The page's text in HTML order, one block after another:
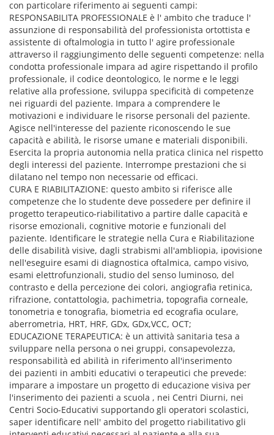
con particolare riferimento ai seguenti campi:
RESPONSABILITA PROFESSIONALE è l' ambito che traduce l'
assunzione di responsabilità del professionista ortottista e
assistente di oftalmologia in tutto l' agire professionale
attraverso il raggiungimento delle seguenti competenze: nella
condotta professionale impara ad agire rispettando il profilo
professionale, il codice deontologico, le norme e le leggi
relative alla professione, sviluppa specificità di competenze
nei riguardi del paziente. Impara a comprendere le
motivazioni e individuare le risorse personali del paziente.
Agisce nell'interesse del paziente riconoscendo le sue
capacità e abilità, le risorse umane e materiali disponibili.
Esercita la propria autonomia nella pratica clinica nel rispetto
degli interessi del paziente. Interrompe prestazioni che si
dilatano nel tempo non necessarie od efficaci.
CURA E RIABILITAZIONE: questo ambito si riferisce alle
competenze che lo studente deve possedere per definire il
progetto terapeutico-riabilitativo a partire dalle capacità e
risorse emozionali, cognitive motorie e funzionali del
paziente. Identificare le strategie nella Cura e Riabilitazione
delle disabilità visive, dagli strabismi all'ambliopia, ipovisione
nell'eseguire esami di diagnostica oftalmica, campo visivo,
esami elettrofunzionali, studio del senso luminoso, del
contrasto e della percezione dei colori, angiografia retinica,
rifrazione, contattologia, pachimetria, topografia corneale,
tonometria e tonografia, biometria ed ecografia oculare,
aberrometria, HRT, HRF, GDx, GDx,VCC, OCT;
EDUCAZIONE TERAPEUTICA: è un attività sanitaria tesa a
sviluppare nella persona o nei gruppi, consapevolezza,
responsabilità ed abilità in riferimento all'inserimento
dei pazienti in ambiti educativi o terapeutici che prevede:
imparare a impostare un progetto di educazione visiva per
l'inserimento dei pazienti a scuola , nei Centri Diurni, nei
Centri Socio-Educativi supportando gli operatori scolastici,
saper identificare nell' ambito del progetto riabilitativo gli